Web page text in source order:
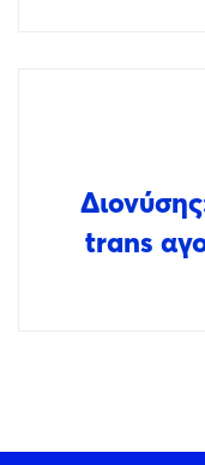
trans